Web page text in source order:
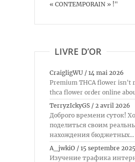
« CONTEMPORAIN » !"
LIVRE D’OR
CraigligWU / 14 mai 2026
Premium THCA flower isn't
thca flower order online
TerryzIckyGS / 2 avril 2026
Доброго времени суток!
поделиться своим
нахождения бюджетных...
A_jwkiO / 15 septembre 2025
Изучение трафика